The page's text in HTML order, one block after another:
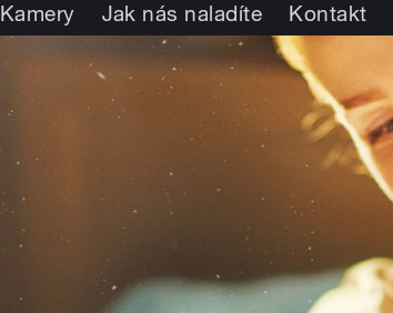
Kamery Jak nás naladíte Kontakt